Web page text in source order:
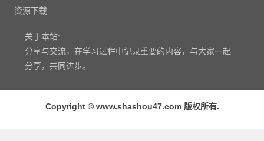
资源下载
关于本站:
分享与交流，在学习过程中记录重要的内容，与大家一起
分享，共同进步。
Copyright © www.shashou47.com 版权所有.